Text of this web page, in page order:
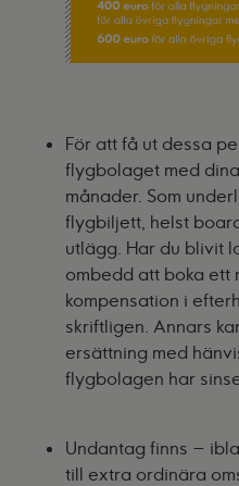
För att få ut dessa
flygbolaget med
månader. Som
flygbiljett, helst
utlägg. Har du blivit
ombedd att boka ett
kompensation i
skriftligen. Annars
ersättning med
flygbolagen har
Undantag finns –
till extra ordinära